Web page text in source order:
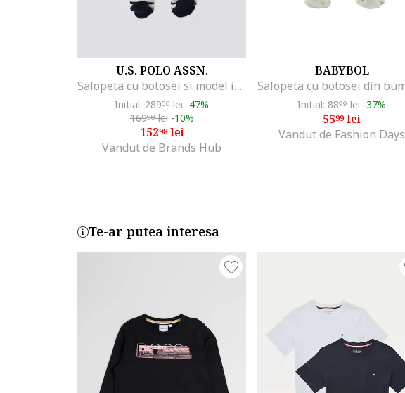
U.S. POLO ASSN.
Salopeta cu botosei si model in dungi, Alb murdar/Bleumarin
Initial: 28900 lei -47%
16998lei -10%
15298lei
Vandut de Brands Hub
BABYBOL
Initial: 8899 lei -37%
5599lei
Vandut de Fashion Days
Te-ar putea interesa